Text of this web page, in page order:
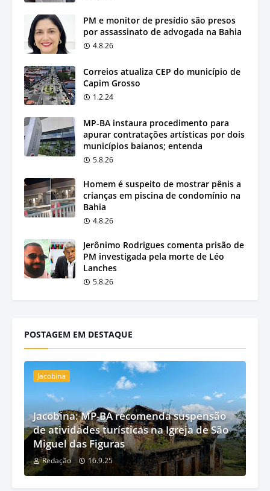
PM e monitor de presídio são presos
por assassinato de advogada na Bahia
4.8.26
Correios atualiza CEP do município de
Capim Grosso
1.2.24
MP-BA instaura procedimento para
apurar contratações artísticas por dois
municípios baianos; entenda
5.8.26
Homem é suspeito de mostrar pênis a
crianças em piscina de condomínio na
Bahia
4.8.26
Jerônimo Rodrigues comenta prisão de
PM investigada pela morte de Léo
Lanches
5.8.26
POSTAGEM EM DESTAQUE
Jacobina
Jacobina: MP-BA recomenda suspensão
de atividades turísticas na Igreja de São
Miguel das Figuras
Redação 16.9.25